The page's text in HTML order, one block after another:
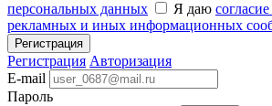
персональных данных
Я даю
рекламных и иных информационных
Регистрация
Регистрация Авторизация
E-mail
Пароль